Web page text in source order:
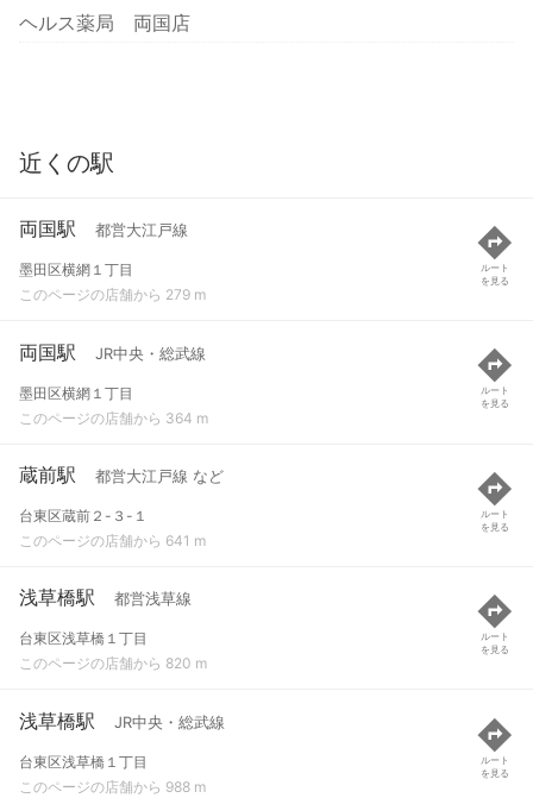
ヘルス薬局 両国店
近くの駅
両国駅 都営大江戸線
墨田区横網１丁目
このページの店舗から 279 m
ルート
を見る
両国駅 JR中央・総武線
墨田区横網１丁目
このページの店舗から 364 m
ルート
を見る
蔵前駅 都営大江戸線 など
台東区蔵前２-３-１
このページの店舗から 641 m
ルート
を見る
浅草橋駅 都営浅草線
台東区浅草橋１丁目
このページの店舗から 820 m
ルート
を見る
浅草橋駅 JR中央・総武線
台東区浅草橋１丁目
このページの店舗から 988 m
ルート
を見る